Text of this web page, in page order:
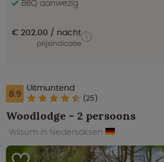
BBQ aanwezig
€ 202.00 nacht
prijsindicatie
8.9 Uitmuntend
(25)
Woodlodge - 2 persoons
Wilsum in Nedersaksen